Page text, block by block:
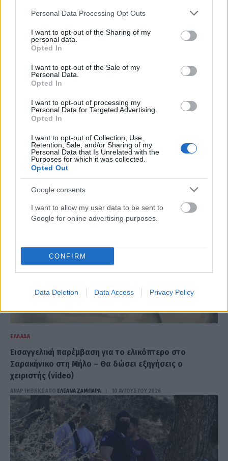
Please note that this website/app uses one or more Google
not limited to your visit or usage behaviour. You may click to
grant or deny consent to Google and its third-party tags to
use your data for below specified purposes in below Google
consent section.
Personal Data Processing Opt Outs
I want to opt-out of the Sharing of my
personal data.
Opted In
I want to opt-out of the Sale of my
Personal Data.
Opted In
I want to opt-out of processing my
Personal Data for Targeted Advertising.
Opted In
I want to opt-out of Collection, Use,
Retention, Sale, and/or Sharing of my
Personal Data that Is Unrelated with the
Purposes for which it was collected.
Opted Out
Google consents
I want to allow my user data to be sent to
Google for online advertising purposes.
CONFIRM
Data Deletion Data Access Privacy Policy
Ποιες περιοχές τίθενται σε Red Code λόγω ισχυρών
ανέμων – Φόβοι για πυρκαγιές
ΑΝΑΡΤΗΘΗΚΕ ΑΠΟΕΛΕΑΝΑ ΖΑΜΠΑΡΑ 10 ΑΥΓΟΎΣΤΟΥ 2026
ΕΛΛΆΔΑ
Εισαγγελική παρέμβαση για το ελικόπτερο στο
Σαρακήνικο στη Μήλο – Θα δώσει εξηγήσεις ο
χειριστής (video)
ΑΝΑΡΤΗΘΗΚΕ ΑΠΟ ΕΛΕΑΝΑ ΖΑΜΠΑΡΑ 10 ΑΥΓΟΎΣΤΟΥ 2026